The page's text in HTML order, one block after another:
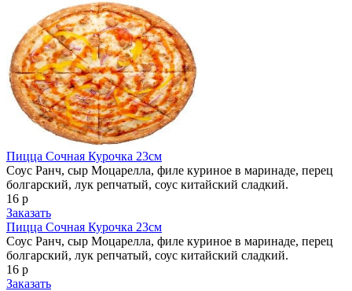
Пицца Сочная Курочка 23см
Соус Ранч, сыр Моцарелла, филе куриное в маринаде, перец
болгарский, лук репчатый, соус китайский сладкий.
16 р
Заказать
Пицца Сочная Курочка 23см
Соус Ранч, сыр Моцарелла, филе куриное в маринаде, перец
болгарский, лук репчатый, соус китайский сладкий.
16 р
Заказать